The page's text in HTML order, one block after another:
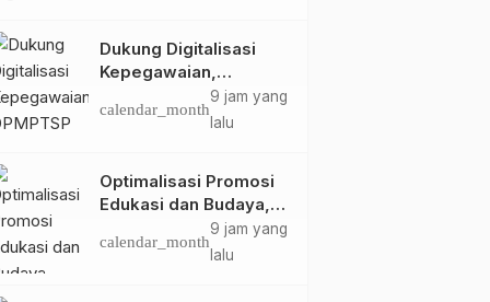
Dukung Digitalisasi
Kepegawaian,
DPMPTSP Sulbar Siap
Terapkan Aplikasi
calendar_month
9 jam yang
lalu
Optimalisasi Promosi
Edukasi dan Budaya,
Anjungan Provinsi
Sulawesi Barat Perkuat
calendar_month
9 jam yang
lalu